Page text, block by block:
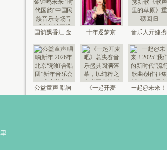
国韵飘香江 金
钟鸣未来 “时代
国
十年逐梦京
城，以艺传情
家乡——
音乐人亓婕携
新歌《歌声里
的草
公益童声 唱响
《一起开麦
一起@未来！